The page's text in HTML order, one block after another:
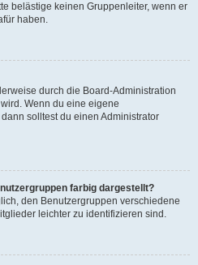
belästige keinen Gruppenleiter, wenn er
haben.
durch die Board-Administration
Wenn du eine eigene
solltest du einen Administrator
farbig dargestellt?
den Benutzergruppen verschiedene
leichter zu identifizieren sind.